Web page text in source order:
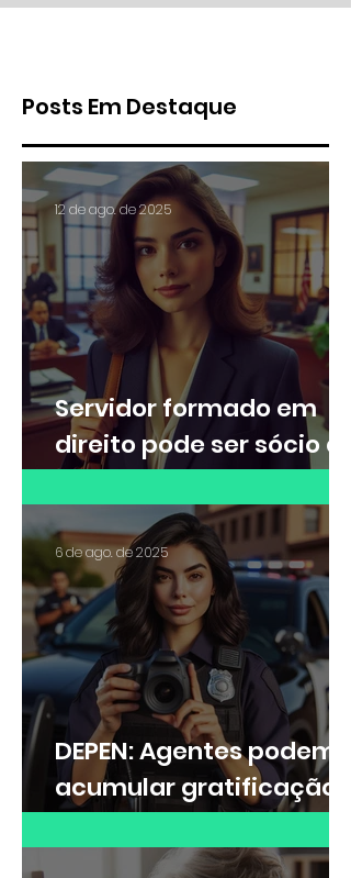
Posts Em Destaque
Servidor formado em
direito pode ser sócio de
escritório de advocacia?
12 de ago. de 2025
DEPEN: Agentes podem
acumular gratificação
de Raio-X e adicional de
insalubridade?
6 de ago. de 2025